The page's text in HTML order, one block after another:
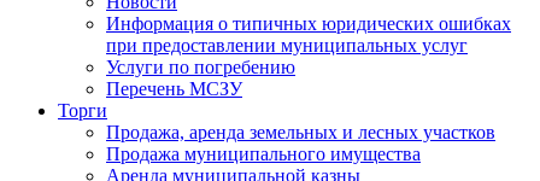
Информация о типичных юридических ошибках
при предоставлении муниципальных услуг
Услуги по погребению
Перечень МСЗУ
Торги
Продажа, аренда земельных и лесных участков
Продажа муниципального имущества
Аренда муниципальной казны